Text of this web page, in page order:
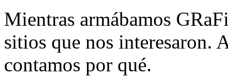
Mientras armábamos
sitios que nos interesaron.
contamos por qué.